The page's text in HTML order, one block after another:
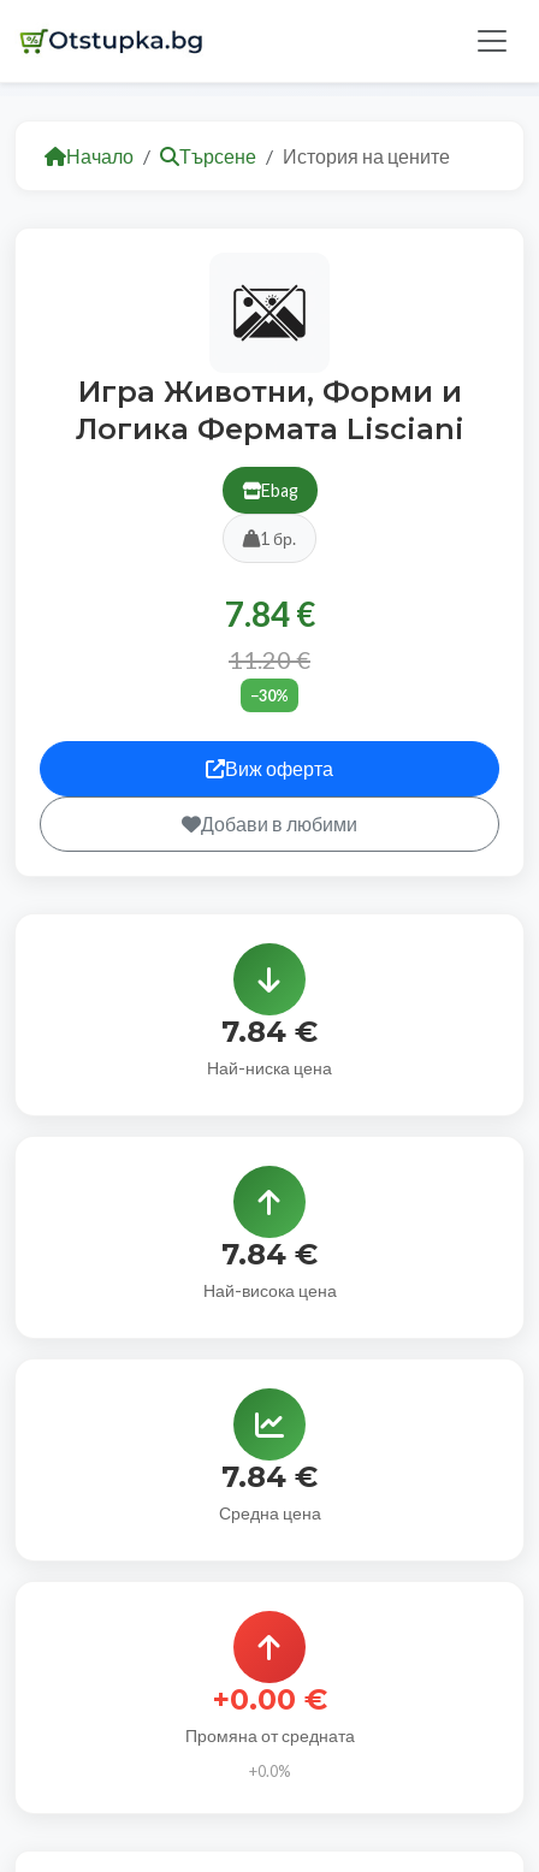
Начало Търсене История на цените
Игра Животни, Форми и
Логика Фермата Lisciani
Ebag
1 бр.
7.84 €
11.20 €
−30%
Виж оферта
Добави в любими
7.84 €
Най-ниска цена
7.84 €
Най-висока цена
7.84 €
Средна цена
+0.00 €
Промяна от средната
+0.0%